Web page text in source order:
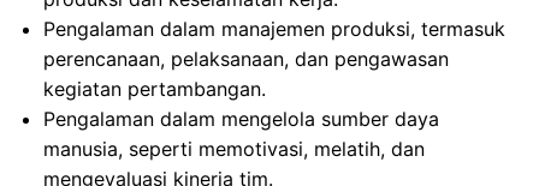
Pengalaman dalam manajemen produksi, termasuk
perencanaan, pelaksanaan, dan pengawasan
kegiatan pertambangan.
Pengalaman dalam mengelola sumber daya
manusia, seperti memotivasi, melatih, dan
mengevaluasi kinerja tim.